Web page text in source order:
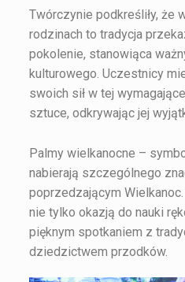
Twórczynie podkreśliły, że
rodzinach to tradycja
pokolenie, stanowiąca
kulturowego. Uczestnicy
swoich sił w tej
sztuce, odkrywając jej
Palmy wielkanocne –
nabierają szczególnego
poprzedzającym
nie tylko okazją do nauki
pięknym spotkaniem z
dziedzictwem przodków.